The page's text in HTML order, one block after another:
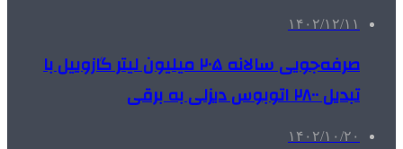
۱۴۰۲/۱۲/۱۱
صرفه‌جویی سالانه ۲۰۵ میلیون لیتر گازوییل با
تبدیل ۲۸۰۰ اتوبوس دیزلی به برقی
۱۴۰۲/۱۰/۲۰